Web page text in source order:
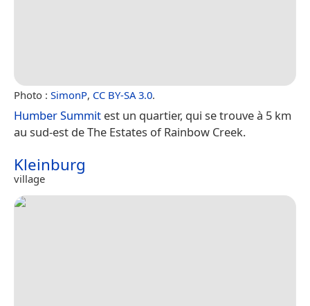
Photo : SimonP, CC BY-SA 3.0.
Humber Summit est un quartier, qui se trouve à 5 km
au sud-est de The Estates of Rainbow Creek.
Kleinburg
village